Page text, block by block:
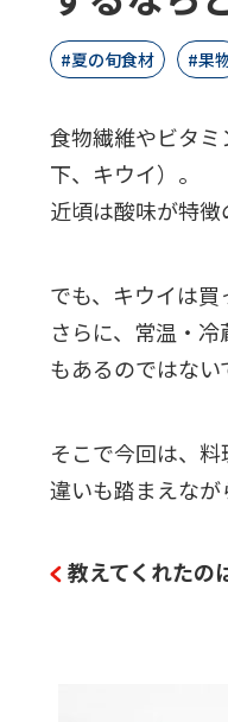
夏の旬食材 果
食物繊維やビタ
下、キウイ）。
近頃は酸味が特
でも、キウイは
さらに、常温・
もあるのではない
そこで今回は、
違いも踏まえなが
教えてくれたの